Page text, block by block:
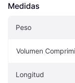
Medidas
Peso
Volumen
Longitud